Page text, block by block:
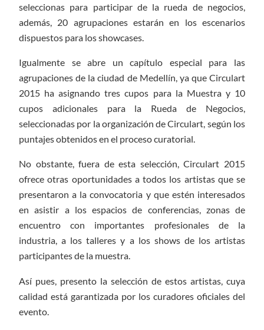
seleccionas para participar de la rueda de negocios,
además, 20 agrupaciones estarán en los escenarios
dispuestos para los showcases.
Igualmente se abre un capítulo especial para las
agrupaciones de la ciudad de Medellín, ya que Circulart
2015 ha asignando tres cupos para la Muestra y 10
cupos adicionales para la Rueda de Negocios,
seleccionadas por la organización de Circulart, según los
puntajes obtenidos en el proceso curatorial.
No obstante, fuera de esta selección, Circulart 2015
ofrece otras oportunidades a todos los artistas que se
presentaron a la convocatoria y que estén interesados
en asistir a los espacios de conferencias, zonas de
encuentro con importantes profesionales de la
industria, a los talleres y a los shows de los artistas
participantes de la muestra.
Así pues, presento la selección de estos artistas, cuya
calidad está garantizada por los curadores oficiales del
evento.